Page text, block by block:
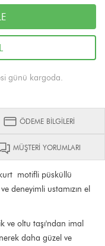
günü kargoda.
ÖDEME BİLGİLERİ
MÜŞTERİ YORUMLARI
motifli püsküllü
deneyimli ustamızın el
ve oltu taşı'ndan imal
daha güzel ve